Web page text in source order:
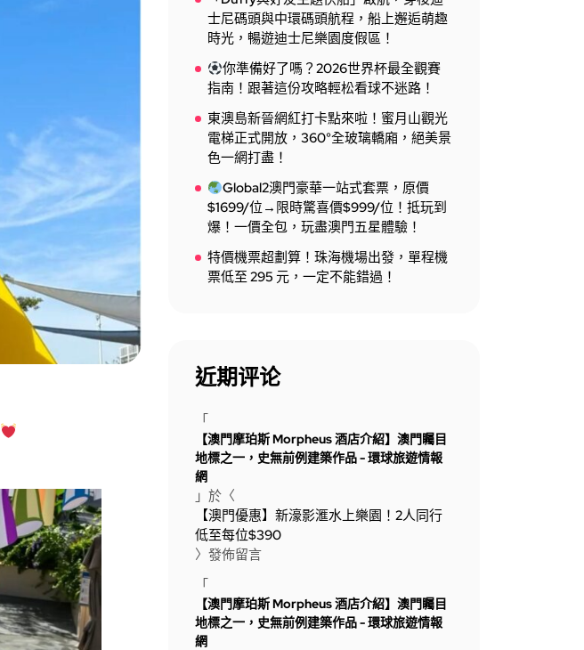
士尼碼頭與中環碼頭航程，船上邂逅萌趣
時光，暢遊迪士尼樂園度假區！
你準備好了嗎？2026世界杯最全觀賽
指南！跟著這份攻略輕松看球不迷路！
東澳島新晉網紅打卡點來啦！蜜月山觀光
電梯正式開放，360°全玻璃轎廂，絕美景
色一網打盡！
Global2澳門豪華一站式套票，原價
$1699/位→限時驚喜價$999/位！抵玩到
爆！一價全包，玩盡澳門五星體驗！
特價機票超劃算！珠海機場出發，單程機
票低至 295 元，一定不能錯過！
近期评论
「
【澳門摩珀斯 Morpheus 酒店介紹】澳門矚目
地標之一，史無前例建築作品 - 環球旅遊情報
網
」於〈
【澳門優惠】新濠影滙水上樂園！2人同行
低至每位$390
〉發佈留言
「
【澳門摩珀斯 Morpheus 酒店介紹】澳門矚目
地標之一，史無前例建築作品 - 環球旅遊情報
網